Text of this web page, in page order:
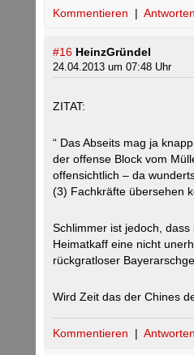
Kommentieren | Antworten
#16 HeinzGründel
24.04.2013 um 07:48 Uhr
ZITAT:
“ Das Abseits mag ja
der offense Block vom
offensichtlich – da
(3) Fachkräfte übersehen
Schlimmer ist jedoch, dass
Heimatkaff eine nicht
rückgratloser
Wird Zeit das der Chines
Kommentieren | Antworten